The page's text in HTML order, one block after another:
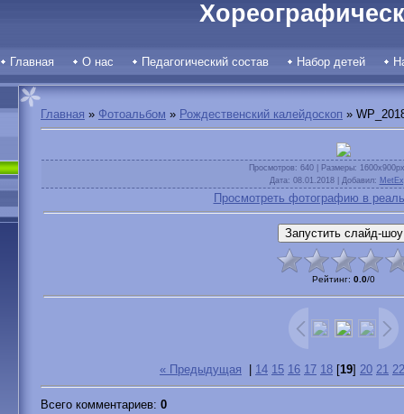
Главная О нас Педагогический состав Набор детей
Главная » Фотоальбом » Рождественский калейдоскоп »
Просмотров: 640 | Размеры:
Дата: 08.01.2018 | Добавил:
Просмотреть фотографию в
Рейтинг: 0.0/0
« Предыдущая 14 15 16 17 18 [19] 20 21 22
Всего комментариев: 0